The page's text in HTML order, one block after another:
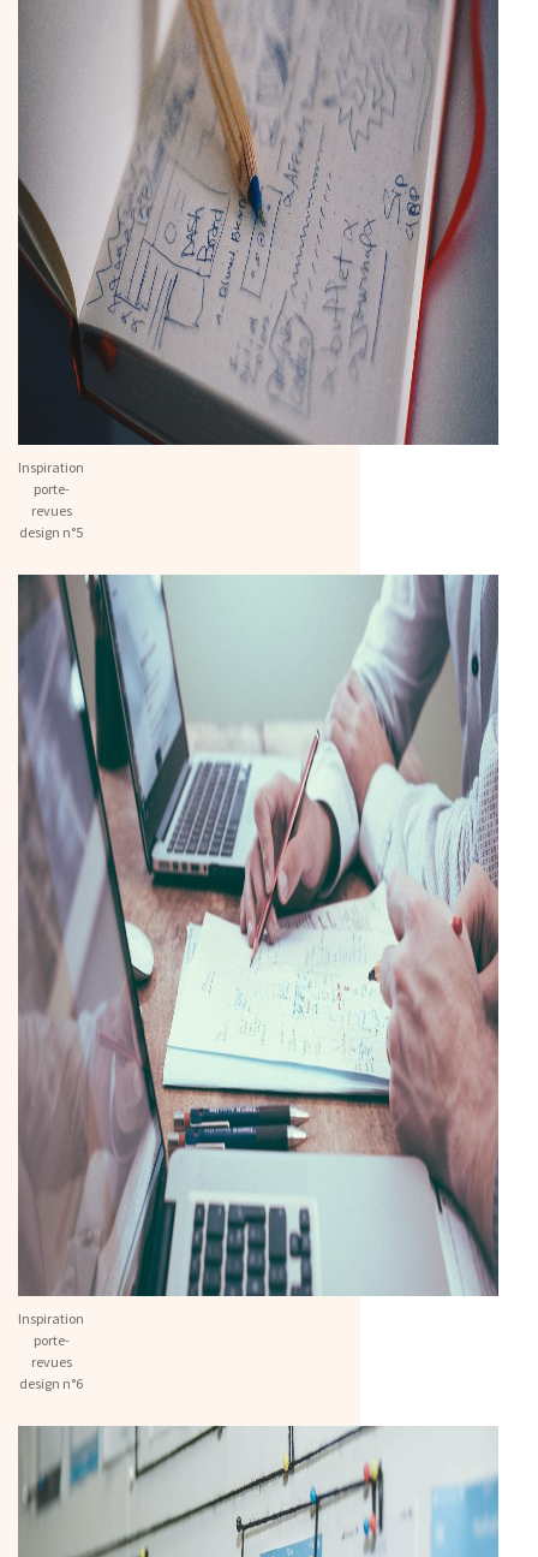
Inspiration
porte-
revues
design n°5
Inspiration
porte-
revues
design n°6